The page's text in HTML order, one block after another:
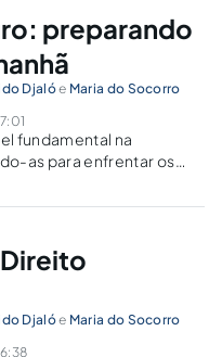
preparando
Djalóe Maria do Socorro
fundamental na
as para enfrentar os
da tecnologia e as
Djalóe Maria do Socorro